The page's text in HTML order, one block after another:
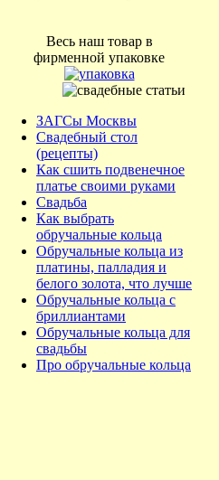
Весь наш товар в
фирменной упаковке
ЗАГСы Москвы
Свадебный стол
(рецепты)
Как сшить подвенечное
платье своими руками
Свадьба
Как выбрать
обручальные кольца
Обручальные кольца из
платины, палладия и
белого золота, что лучше
Обручальные кольца с
бриллиантами
Обручальные кольца для
свадьбы
Про обручальные кольца